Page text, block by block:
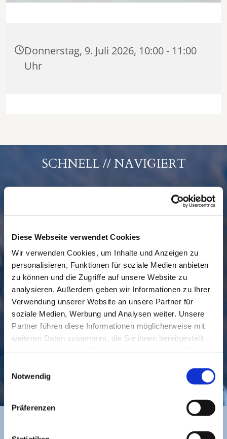
Diese Webseite verwendet Cookies
Wir verwenden Cookies, um Inhalte und Anzeigen zu
personalisieren, Funktionen für soziale Medien anbieten
zu können und die Zugriffe auf unsere Website zu
analysieren. Außerdem geben wir Informationen zu Ihrer
Verwendung unserer Website an unsere Partner für
soziale Medien, Werbung und Analysen weiter. Unsere
Partner führen diese Informationen möglicherweise mit
weiteren Daten zusammen, die Sie ihnen bereitgestellt
Notwendig
Präferenzen
Donnerstag, 9. Juli 2026, 10:00 - 11:00
Uhr
SCHNELL // NAVIGIERT
GEMEINDE BESUCHEN